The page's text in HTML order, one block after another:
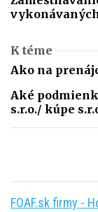
K téme
Ako na
Aké
s.r.o./ kúpe
FOAF.sk firmy -